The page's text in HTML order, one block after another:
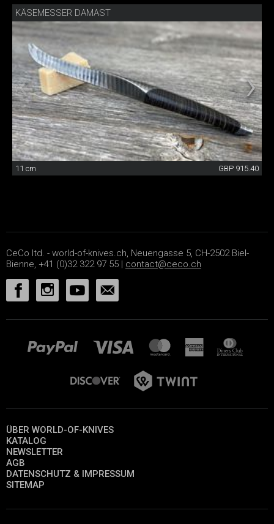
KÄSEMESSER DAMAST
11 cm GBP 915.40
CeCo ltd. - world-of-knives.ch, Neuengasse 5, CH-2502 Biel-
Bienne, +41 (0)32 322 97 55 | contact@ceco.ch
ÜBER WORLD-OF-KNIVES
KATALOG
NEWSLETTER
AGB
DATENSCHUTZ & IMPRESSUM
SITEMAP